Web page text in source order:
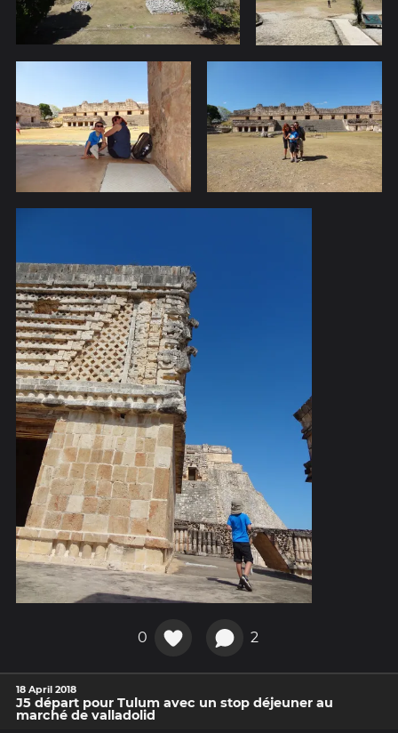
0 2
18 April 2018
J5 départ pour Tulum avec un stop déjeuner au
marché de valladolid